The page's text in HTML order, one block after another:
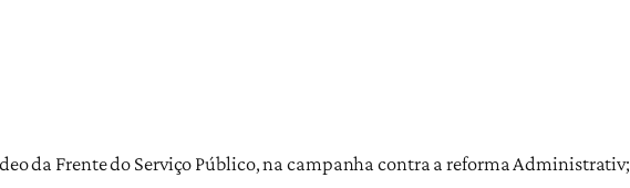
da Frente do Serviço Público, na campanha contra a reforma Administrativ;